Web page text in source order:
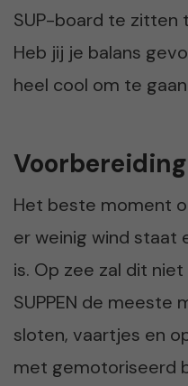
SUP-board te zitten
Heb jij je balans
heel cool om te
Voorbereiding
Het beste moment
er weinig wind staat
is. Op zee zal dit
SUPPEN de meeste
sloten, vaartjes en
met gemotoriseerd